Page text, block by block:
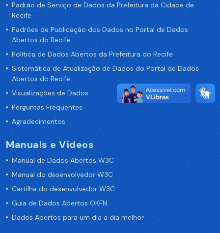
Padrão de Serviço de Dados da Prefeitura da Cidade de
Recife
Padrões de Publicação dos Dados no Portal de Dados
Abertos do Recife
Política de Dados Abertos da Prefeitura do Recife
Sistemática de Atualização de Dados do Portal de Dados
Abertos do Recife
Visualizações de Dados
Perguntas Frequentes
Agradecimentos
Manuais e Vídeos
Manual de Dados Abertos W3C
Manual do desenvolvedor W3C
Cartilha do desenvolvedor W3C
Guia de Dados Abertos OKFN
Dados Abertos para um dia a dia melhor